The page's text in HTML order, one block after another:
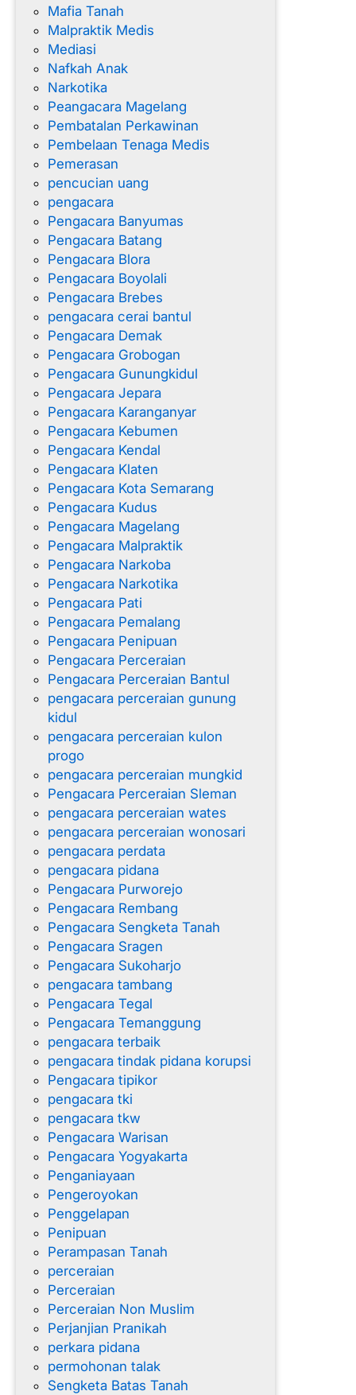
Mafia Tanah
Malpraktik Medis
Mediasi
Nafkah Anak
Narkotika
Peangacara Magelang
Pembatalan Perkawinan
Pembelaan Tenaga Medis
Pemerasan
pencucian uang
pengacara
Pengacara Banyumas
Pengacara Batang
Pengacara Blora
Pengacara Boyolali
Pengacara Brebes
pengacara cerai bantul
Pengacara Demak
Pengacara Grobogan
Pengacara Gunungkidul
Pengacara Jepara
Pengacara Karanganyar
Pengacara Kebumen
Pengacara Kendal
Pengacara Klaten
Pengacara Kota Semarang
Pengacara Kudus
Pengacara Magelang
Pengacara Malpraktik
Pengacara Narkoba
Pengacara Narkotika
Pengacara Pati
Pengacara Pemalang
Pengacara Penipuan
Pengacara Perceraian
Pengacara Perceraian Bantul
pengacara perceraian gunung
kidul
pengacara perceraian kulon
progo
pengacara perceraian mungkid
Pengacara Perceraian Sleman
pengacara perceraian wates
pengacara perceraian wonosari
pengacara perdata
pengacara pidana
Pengacara Purworejo
Pengacara Rembang
Pengacara Sengketa Tanah
Pengacara Sragen
Pengacara Sukoharjo
pengacara tambang
Pengacara Tegal
Pengacara Temanggung
pengacara terbaik
pengacara tindak pidana korupsi
Pengacara tipikor
pengacara tki
pengacara tkw
Pengacara Warisan
Pengacara Yogyakarta
Penganiayaan
Pengeroyokan
Penggelapan
Penipuan
Perampasan Tanah
perceraian
Perceraian
Perceraian Non Muslim
Perjanjian Pranikah
perkara pidana
permohonan talak
Sengketa Batas Tanah